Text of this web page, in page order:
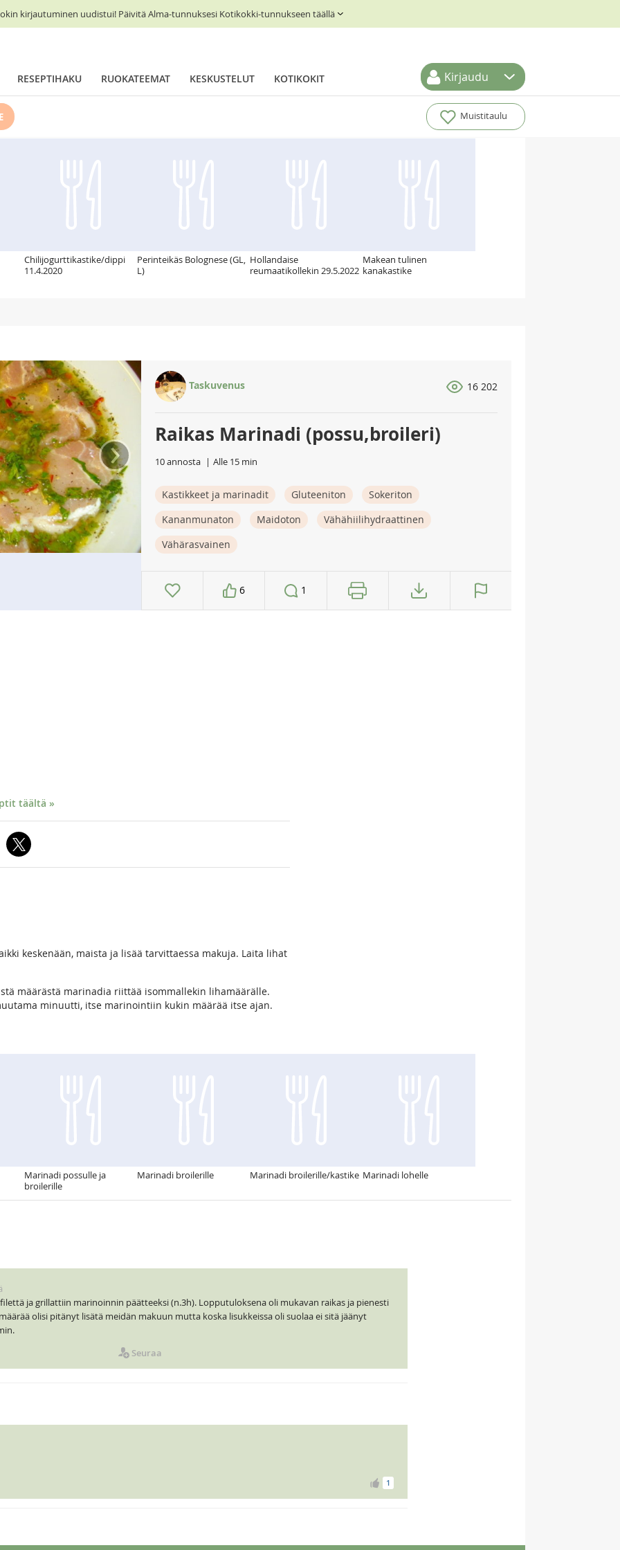
kirjautuminen uudistui! Päivitä Alma-tunnuksesi Kotikokki-tunnukseen täällä
RESEPTIHAKU RUOKATEEMAT KESKUSTELUT KOTIKOKIT Kirjaudu
Muistitaulu
Chilijogurttikastike/dippi
11.4.2020
Perinteikäs Bolognese (GL,
L)
Hollandaise
reumaatikollekin 29.5.2022
Makean tulinen
kanakastike
›
Taskuvenus 16 202
Raikas Marinadi (possu,broileri)
10 annosta Alle 15 min
Kastikkeet ja marinadit Gluteeniton
Sokeriton
Kananmunaton
Maidoton
Vähähiilihydraattinen
Vähärasvainen
6 1
täältä »
keskenään, maista ja lisää tarvittaessa makuja. Laita lihat
määrästä marinadia riittää isommallekin lihamäärälle.
minuutti, itse marinointiin kukin määrää itse ajan.
Marinadi possulle ja
broilerille
Marinadi broilerille Marinadi broilerille/kastike Marinadi lohelle
ja grillattiin marinoinnin päätteeksi (n.3h). Lopputuloksena oli mukavan raikas ja pienesti
olisi pitänyt lisätä meidän makuun mutta koska lisukkeissa oli suolaa ei sitä jäänyt
Seuraa
1